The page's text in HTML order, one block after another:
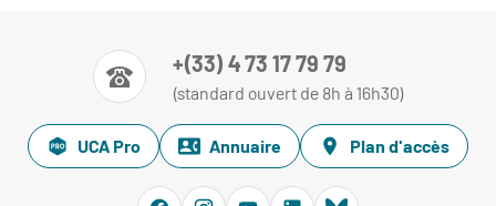
+(33) 4 73 17 79 79
(standard ouvert de 8h à 16h30)
UCA Pro Annuaire Plan d'accès